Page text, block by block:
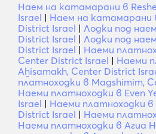
Наем на катамарани в
Israel | Наем на катамарани
District Israel | Лодки под
District Israel | Лодки под
District Israel | Наеми
Center District Israel | Наеми
Aẖisamakh, Center District
платноходки в Magshimim,
Наеми платноходки в Even
Israel | Наеми платноходки в
District Israel | Наеми
Наеми платноходки в Агиа